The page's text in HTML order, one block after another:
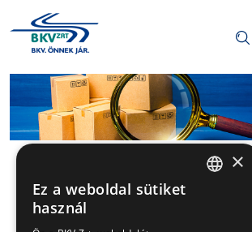
1DB MOBIL 6
×
Ez a weboldal sütiket
használ